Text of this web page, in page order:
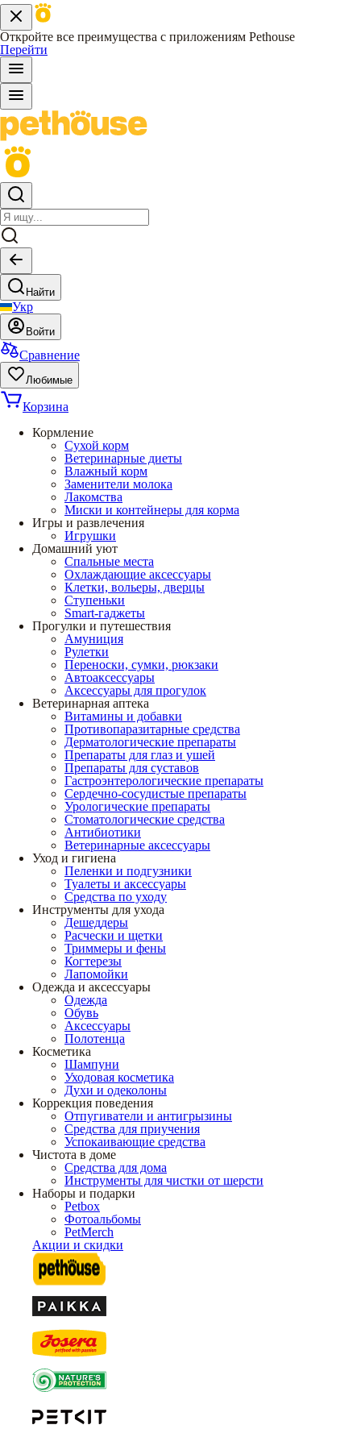
Откройте все преимущества с приложениям Pethouse
Перейти
Найти
Укр
Войти
Сравнение
Любимые
Корзина
Кормление
Сухой корм
Ветеринарные диеты
Влажный корм
Заменители молока
Лакомства
Миски и контейнеры для корма
Игры и развлечения
Игрушки
Домашний уют
Спальные места
Охлаждающие аксессуары
Клетки, вольеры, дверцы
Ступеньки
Smart-гаджеты
Прогулки и путешествия
Амуниция
Рулетки
Переноски, сумки, рюкзаки
Автоаксессуары
Аксессуары для прогулок
Ветеринарная аптека
Витамины и добавки
Противопаразитарные средства
Дерматологические препараты
Препараты для глаз и ушей
Препараты для суставов
Гастроэнтерологические препараты
Сердечно-сосудистые препараты
Урологические препараты
Стоматологические средства
Антибиотики
Ветеринарные аксессуары
Уход и гигиена
Пеленки и подгузники
Туалеты и аксессуары
Средства по уходу
Инструменты для ухода
Дешеддеры
Расчески и щетки
Триммеры и фены
Когтерезы
Лапомойки
Одежда и аксессуары
Одежда
Обувь
Аксессуары
Полотенца
Косметика
Шампуни
Уходовая косметика
Духи и одеколоны
Коррекция поведения
Отпугиватели и антигрызины
Средства для приучения
Успокаивающие средства
Чистота в доме
Средства для дома
Инструменты для чистки от шерсти
Наборы и подарки
Petbox
Фотоальбомы
PetMerch
Акции и скидки